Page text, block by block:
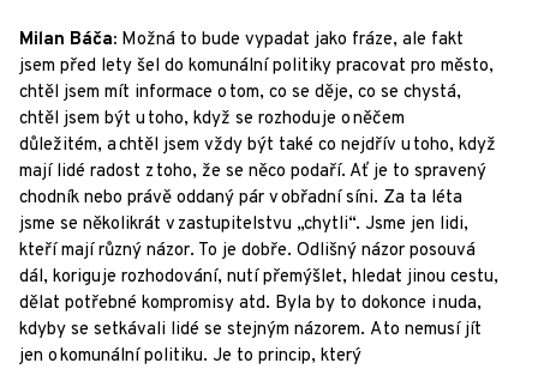
Milan Báča: Možná to bude vypadat jako fráze, ale fakt
jsem před lety šel do komunální politiky pracovat pro město,
chtěl jsem mít informace o tom, co se děje, co se chystá,
chtěl jsem být u toho, když se rozhoduje o něčem
důležitém, a chtěl jsem vždy být také co nejdřív u toho, když
mají lidé radost z toho, že se něco podaří. Ať je to spravený
chodník nebo právě oddaný pár v obřadní síni. Za ta léta
jsme se několikrát v zastupitelstvu „chytli“. Jsme jen lidi,
kteří mají různý názor. To je dobře. Odlišný názor posouvá
dál, koriguje rozhodování, nutí přemýšlet, hledat jinou cestu,
dělat potřebné kompromisy atd. Byla by to dokonce i nuda,
kdyby se setkávali lidé se stejným názorem. A to nemusí jít
jen o komunální politiku. Je to princip, který